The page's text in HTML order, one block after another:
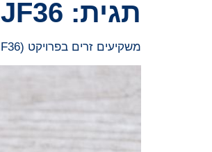
תגית: JF36
משקיעים זרים בפרויקט SouthFace Village at Okemo (JF36) מקבלים אישורי גרין קארד מותנים